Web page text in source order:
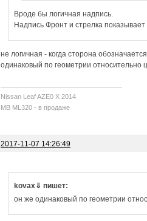
Вроде бы логичная надпись.
Надпись Фронт и стрелка
не логичная - когда сторона
одинаковый по геометрии относительно
Nissan Leaf AZE0 X 2014
MB ML320 - в продаже
2017-11-07 14:26:49
kovax⇓ пишет:
он же одинаковый по геометрии